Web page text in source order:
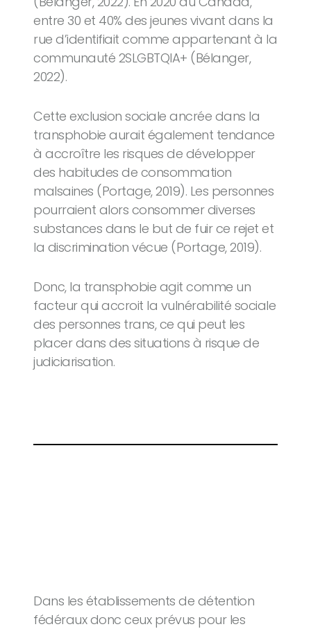
entre 30 et 40% des jeunes vivant dans la
rue d’identifiait comme appartenant à la
communauté 2SLGBTQIA+ (Bélanger,
2022).
Cette exclusion sociale ancrée dans la
transphobie aurait également tendance
à accroître les risques de développer
des habitudes de consommation
malsaines (Portage, 2019). Les personnes
pourraient alors consommer diverses
substances dans le but de fuir ce rejet et
la discrimination vécue (Portage, 2019).
Donc, la transphobie agit comme un
facteur qui accroit la vulnérabilité sociale
des personnes trans, ce qui peut les
placer dans des situations à risque de
judiciarisation.
Dans les établissements de détention
fédéraux donc ceux prévus pour les